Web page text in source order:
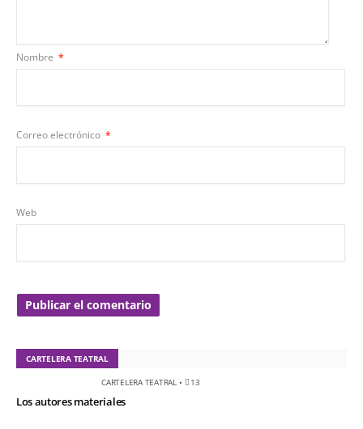
Nombre *
Correo electrónico *
Web
CARTELERA TEATRAL
CARTELERA TEATRAL • 13
Los autores materiales